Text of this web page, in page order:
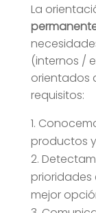
La
(internos /
orientados
requisitos:
productos
prioridades
mejor